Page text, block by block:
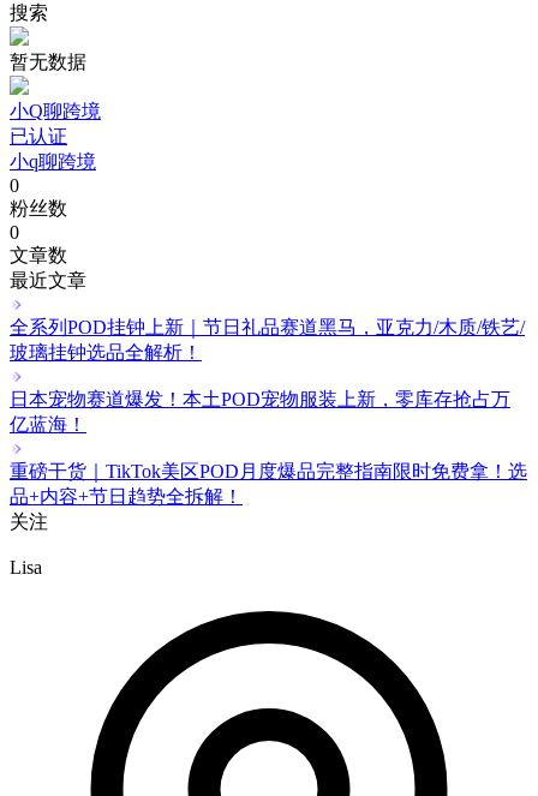
搜索
暂无数据
小Q聊跨境
已认证
小q聊跨境
0
粉丝数
0
文章数
最近文章
全系列POD挂钟上新｜节日礼品赛道黑马，亚克力/木质/铁艺/
玻璃挂钟选品全解析！
日本宠物赛道爆发！本土POD宠物服装上新，零库存抢占万
亿蓝海！
重磅干货｜TikTok美区POD月度爆品完整指南限时免费拿！选
品+内容+节日趋势全拆解！
关注
Lisa